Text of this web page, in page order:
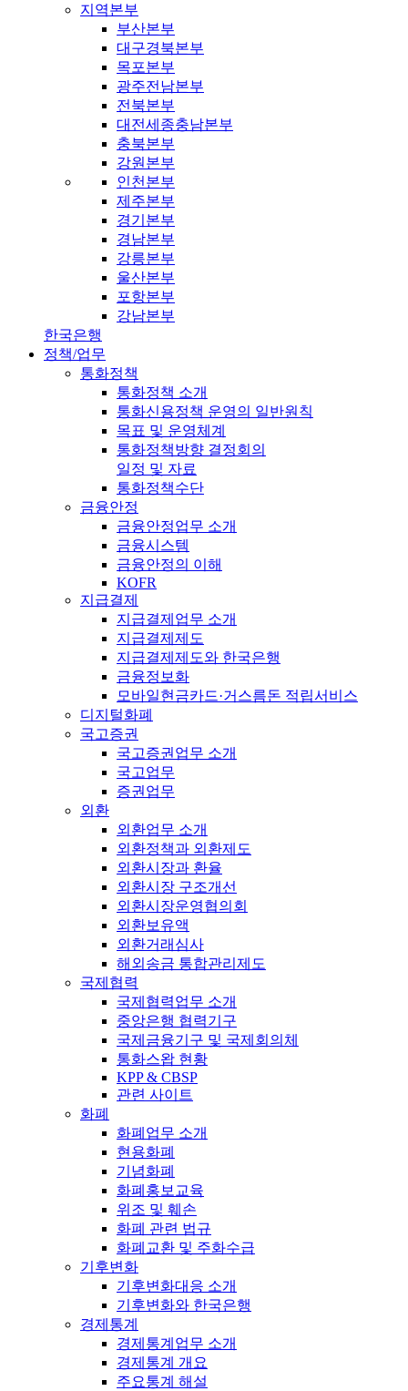
지역본부
부산본부
대구경북본부
목포본부
광주전남본부
전북본부
대전세종충남본부
충북본부
강원본부
인천본부
제주본부
경기본부
경남본부
강릉본부
울산본부
포항본부
강남본부
한국은행
정책/업무
통화정책
통화정책 소개
통화신용정책 운영의 일반원칙
목표 및 운영체계
통화정책방향 결정회의
일정 및 자료
통화정책수단
금융안정
금융안정업무 소개
금융시스템
금융안정의 이해
KOFR
지급결제
지급결제업무 소개
지급결제제도
지급결제제도와 한국은행
금융정보화
모바일현금카드·거스름돈 적립서비스
디지털화폐
국고증권
국고증권업무 소개
국고업무
증권업무
외환
외환업무 소개
외환정책과 외환제도
외환시장과 환율
외환시장 구조개선
외환시장운영협의회
외환보유액
외환거래심사
해외송금 통합관리제도
국제협력
국제협력업무 소개
중앙은행 협력기구
국제금융기구 및 국제회의체
통화스왑 현황
KPP & CBSP
관련 사이트
화폐
화폐업무 소개
현용화폐
기념화폐
화폐홍보교육
위조 및 훼손
화폐 관련 법규
화폐교환 및 주화수급
기후변화
기후변화대응 소개
기후변화와 한국은행
경제통계
경제통계업무 소개
경제통계 개요
주요통계 해설